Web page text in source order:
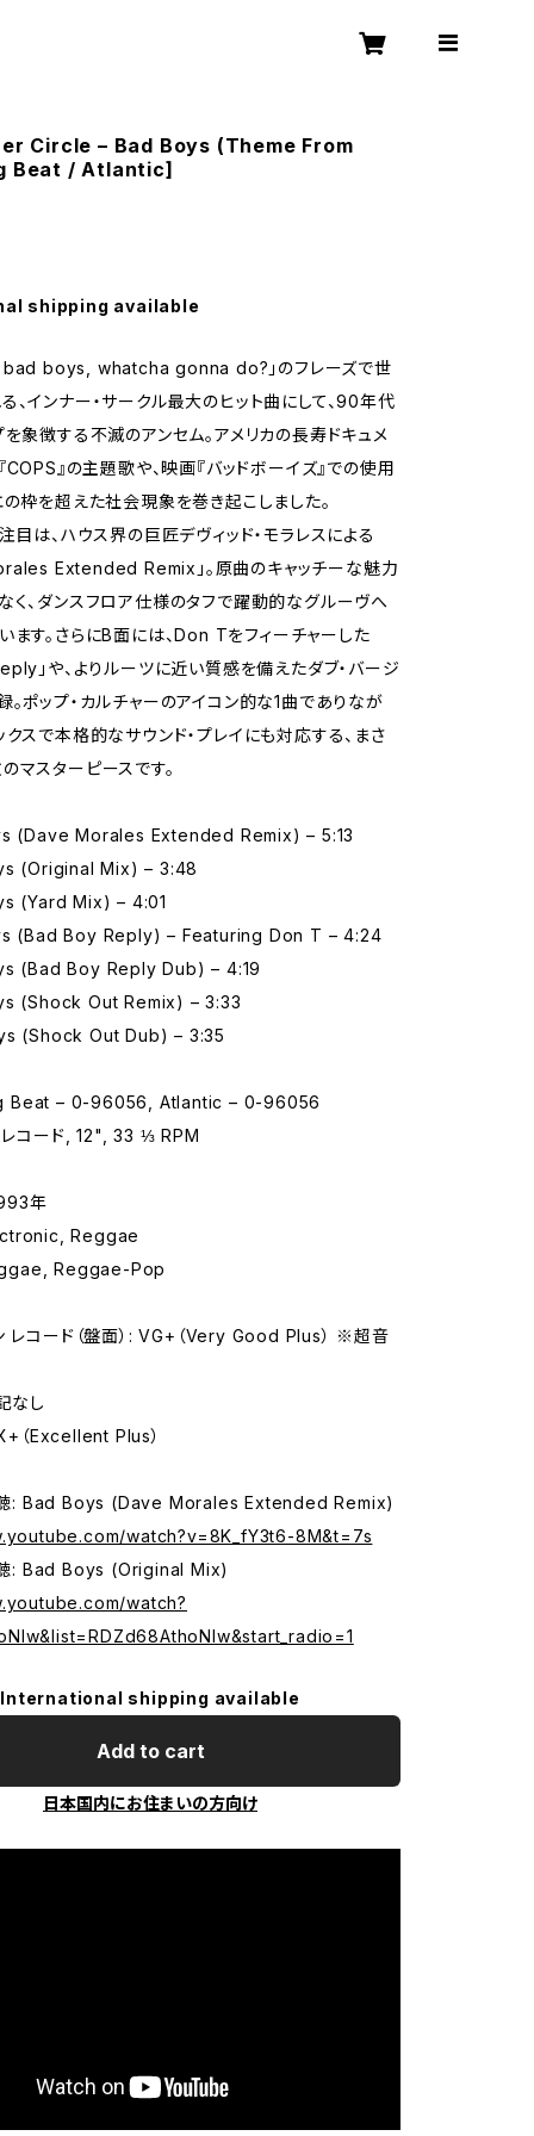
Circle – Bad Boys (Theme From
Beat / Atlantic]
shipping available
boys, whatcha gonna do?」のフレーズで世
、インナー・サークル最大のヒット曲にして、90年代
を象徴する不滅のアンセム。アメリカの長寿ドキュメ
COPS』の主題歌や、映画『バッドボーイズ』での使用
の枠を超えた社会現象を巻き起こしました。
目は、ハウス界の巨匠デヴィッド・モラレスによる
Extended Remix」。原曲のキャッチーな魅力
く、ダンスフロア仕様のタフで躍動的なグルーヴへ
ます。さらにB面には、Don Tをフィーチャーした
」や、よりルーツに近い質感を備えたダブ・バージ
。ポップ・カルチャーのアイコン的な1曲でありなが
クスで本格的なサウンド・プレイにも対応する、まさ
マスターピースです。
(Dave Morales Extended Remix) – 5:13
(Original Mix) – 3:48
(Yard Mix) – 4:01
(Bad Boy Reply) – Featuring Don T – 4:24
(Bad Boy Reply Dub) – 4:19
(Shock Out Remix) – 3:33
(Shock Out Dub) – 3:35
Beat – 0-96056, Atlantic – 0-96056
レコード, 12", 33 ⅓ RPM
年
Reggae
Reggae-Pop
レコード（盤面）: VG+（Very Good Plus） ※超音
なし
（Excellent Plus）
: Bad Boys (Dave Morales Extended Remix)
watch?v=8K_fY3t6-8M&t=7s
: Bad Boys (Original Mix)
watch?
International shipping available
Add to cart
日本国内にお住まいの方向け